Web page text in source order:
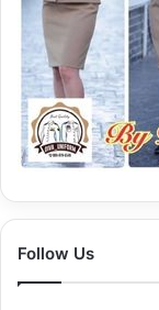
Follow Us